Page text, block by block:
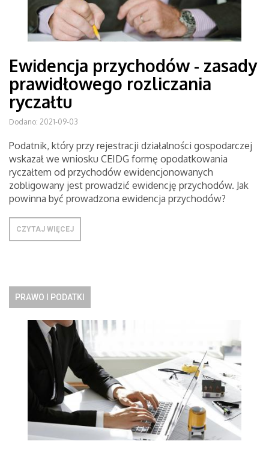
Ewidencja przychodów - zasady
prawidłowego rozliczania
ryczałtu
Dodano: 2021-09-03
Podatnik, który przy rejestracji działalności gospodarczej
wskazał we wniosku CEIDG formę opodatkowania
ryczałtem od przychodów ewidencjonowanych
zobligowany jest prowadzić ewidencję przychodów. Jak
powinna być prowadzona ewidencja przychodów?
CZYTAJ WIĘCEJ
PRAWO I PODATKI